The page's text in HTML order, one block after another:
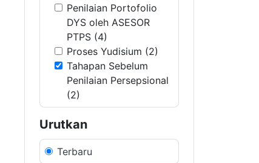
Penilaian Portofolio
DYS oleh ASESOR
PTPS (4)
Proses Yudisium (2)
Tahapan Sebelum
Penilaian Persepsional
(2)
Urutkan
Terbaru